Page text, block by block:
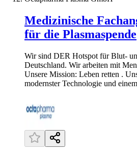
Medizinische
für die Plasmaspende
Wir sind DER Hotspot für Blut-
Deutschland. Wir arbeiten mit
Unsere Mission: Leben retten .
modernster Technologie und